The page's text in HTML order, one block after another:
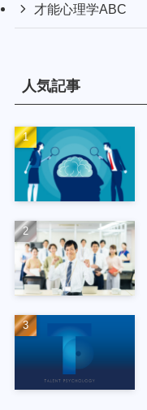
才能心理学ABC
人気記事